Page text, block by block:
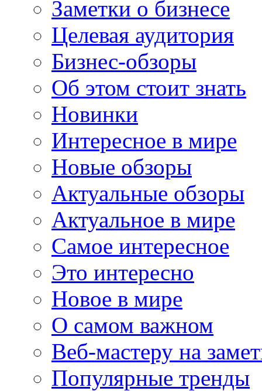
Заметки о бизнесе
Целевая аудитория
Бизнес-обзоры
Об этом стоит знать
Новинки
Интересное в мире
Новые обзоры
Актуальные обзоры
Актуальное в мире
Самое интересное
Это интересно
Новое в мире
О самом важном
Веб-мастеру на
Популярные тренды